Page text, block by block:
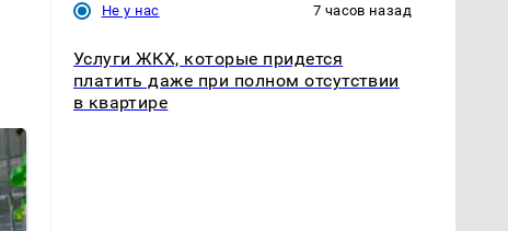
Не у нас 7 часов назад
Услуги ЖКХ, которые придется
платить даже при полном отсутствии
в квартире